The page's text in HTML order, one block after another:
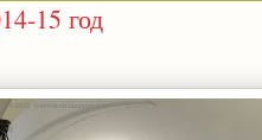
15 год